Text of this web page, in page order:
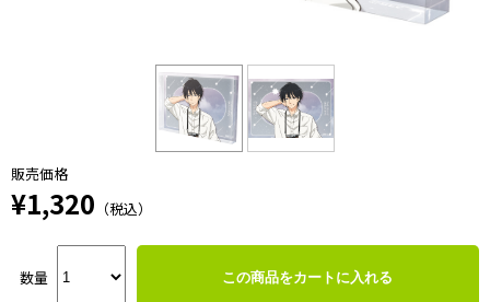
販売価格
¥1,320 （税込）
数量 この商品をカートに入れる